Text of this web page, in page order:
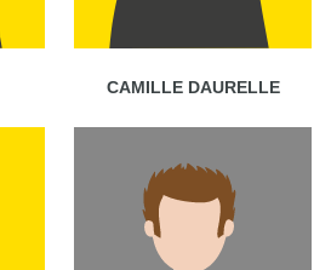
CAMILLE DAURELLE